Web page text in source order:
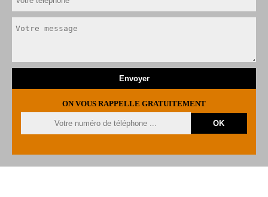
ON VOUS RAPPELLE GRATUITEMENT